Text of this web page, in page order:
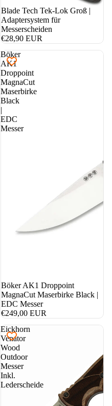
Blade Tech Tek-Lok Groß |
Adaptersystem für
Messerscheiden
€28,90 EUR
Böker
AK1
Droppoint
MagnaCut
Maserbirke
Black
|
EDC
Messer
Böker AK1 Droppoint
MagnaCut Maserbirke Black |
EDC Messer
€249,00 EUR
Eickhorn
Venator
Wood
Outdoor
Messer
Inkl.
Lederscheide